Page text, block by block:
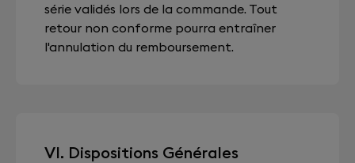
série validés lors de la commande. Tout
retour non conforme pourra entraîner
l'annulation du remboursement.
VI. Dispositions Générales